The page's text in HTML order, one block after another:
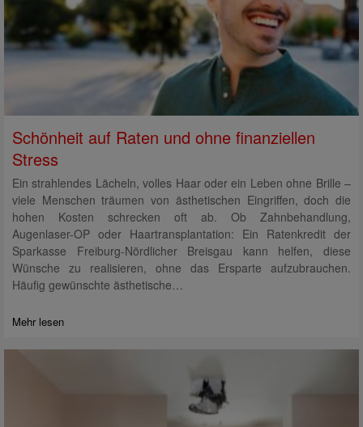
Schönheit auf Raten und ohne finanziellen
Stress
Ein strahlendes Lächeln, volles Haar oder ein Leben ohne Brille –
viele Menschen träumen von ästhetischen Eingriffen, doch die
hohen Kosten schrecken oft ab. Ob Zahnbehandlung,
Augenlaser-OP oder Haartransplantation: Ein Ratenkredit der
Sparkasse Freiburg-Nördlicher Breisgau kann helfen, diese
Wünsche zu realisieren, ohne das Ersparte aufzubrauchen.
Häufig gewünschte ästhetische…
Mehr lesen